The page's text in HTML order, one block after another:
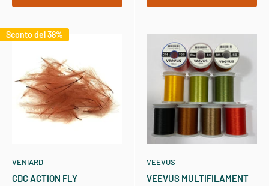
Sconto del 38%
VENIARD
CDC ACTION FLY
VEEVUS
VEEVUS MULTIFILAMENT